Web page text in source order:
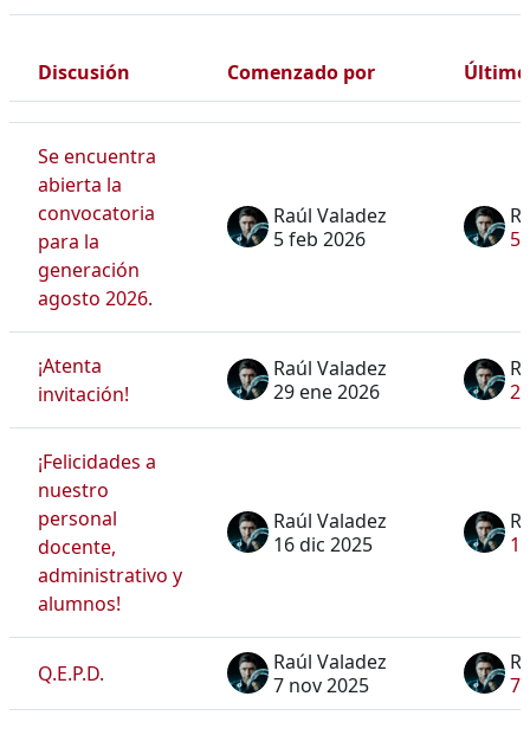
Estatus
Discusión Comenzado por
Se encuentra
abierta la
convocatoria
para la
generación
agosto 2026.
Raúl Valadez
5 feb 2026
5
¡Atenta
invitación!
Raúl Valadez
29 ene 2026
¡Felicidades a
nuestro
personal
docente,
administrativo y
alumnos!
Raúl Valadez
16 dic 2025
Q.E.P.D.
Raúl Valadez
7 nov 2025
7